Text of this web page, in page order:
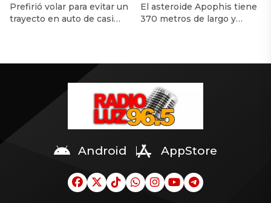
helicóptero para evitar
el tráfico
Prefirió volar para evitar un
trayecto en auto de casi
Tierra y los científicos
temen que traiga
El asteroide Apophis tiene
370 metros de largo y
cerca del asteroide para
en la nota.
Android AppStore